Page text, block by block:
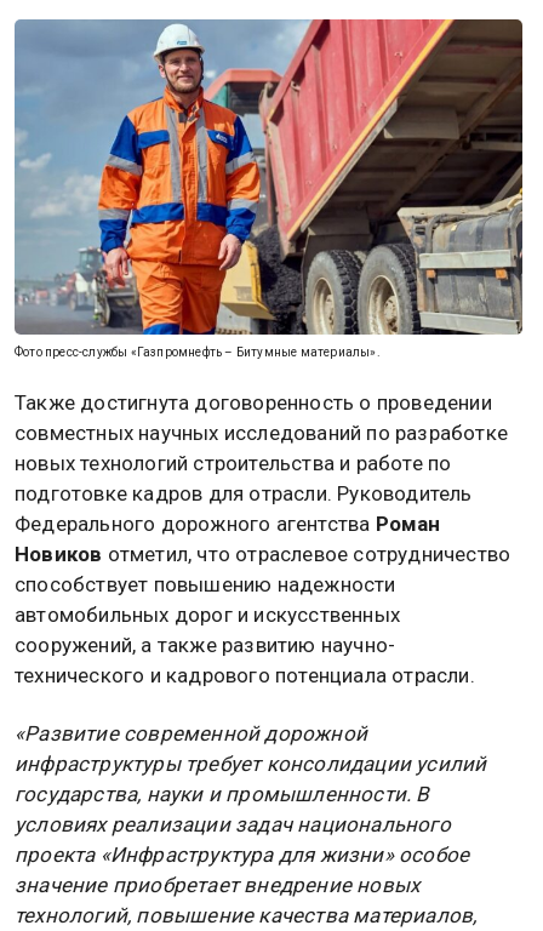
Фото пресс-службы «Газпромнефть – Битумные материалы».
Также достигнута договоренность о проведении
совместных научных исследований по разработке
новых технологий строительства и работе по
подготовке кадров для отрасли. Руководитель
Федерального дорожного агентства Роман
Новиков отметил, что отраслевое сотрудничество
способствует повышению надежности
автомобильных дорог и искусственных
сооружений, а также развитию научно-
технического и кадрового потенциала отрасли.
«Развитие современной дорожной
инфраструктуры требует консолидации усилий
государства, науки и промышленности. В
условиях реализации задач национального
проекта «Инфраструктура для жизни» особое
значение приобретает внедрение новых
технологий, повышение качества материалов,